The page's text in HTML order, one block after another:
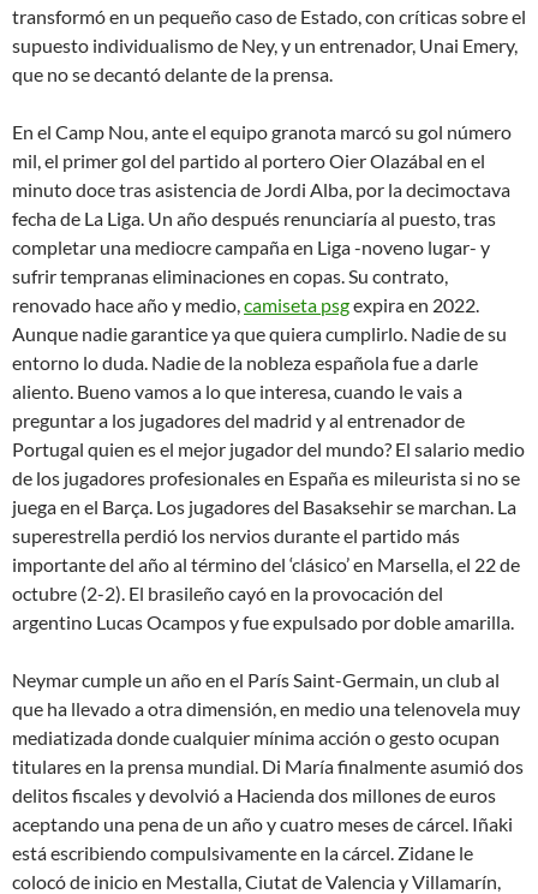
transformó en un pequeño caso de Estado, con críticas sobre el
supuesto individualismo de Ney, y un entrenador, Unai Emery,
que no se decantó delante de la prensa.
En el Camp Nou, ante el equipo granota marcó su gol número
mil, el primer gol del partido al portero Oier Olazábal en el
minuto doce tras asistencia de Jordi Alba, por la decimoctava
fecha de La Liga. Un año después renunciaría al puesto, tras
completar una mediocre campaña en Liga -noveno lugar- y
sufrir tempranas eliminaciones en copas. Su contrato,
renovado hace año y medio,camiseta psgexpira en 2022.
Aunque nadie garantice ya que quiera cumplirlo. Nadie de su
entorno lo duda. Nadie de la nobleza española fue a darle
aliento. Bueno vamos a lo que interesa, cuando le vais a
preguntar a los jugadores del madrid y al entrenador de
Portugal quien es el mejor jugador del mundo? El salario medio
de los jugadores profesionales en España es mileurista si no se
juega en el Barça. Los jugadores del Basaksehir se marchan. La
superestrella perdió los nervios durante el partido más
importante del año al término del ‘clásico’ en Marsella, el 22 de
octubre (2-2). El brasileño cayó en la provocación del
argentino Lucas Ocampos y fue expulsado por doble amarilla.
Neymar cumple un año en el París Saint-Germain, un club al
que ha llevado a otra dimensión, en medio una telenovela muy
mediatizada donde cualquier mínima acción o gesto ocupan
titulares en la prensa mundial. Di María finalmente asumió dos
delitos fiscales y devolvió a Hacienda dos millones de euros
aceptando una pena de un año y cuatro meses de cárcel. Iñaki
está escribiendo compulsivamente en la cárcel. Zidane le
colocó de inicio en Mestalla, Ciutat de Valencia y Villamarín,